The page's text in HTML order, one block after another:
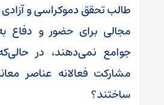
طالب تحقق دموکراسی و
مجالی برای حضور و دفاع
جوامع نمی‌دهند، در
مشارکت فعالانه عناصر
ساختند؟